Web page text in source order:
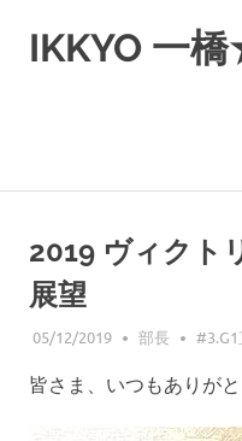
ス
IKKYO 一
2019 ヴィクト
展望
05/12/2019 部長 #3.G1
皆さま、いつもありがと